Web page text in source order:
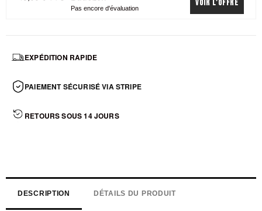
Pas encore d'évaluation
Voir l'offre
EXPÉDITION RAPIDE
PAIEMENT SÉCURISÉ VIA STRIPE
RETOURS SOUS 14 JOURS
DESCRIPTION DÉTAILS DU PRODUIT